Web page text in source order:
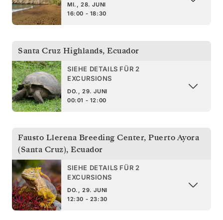
MI., 28. JUNI
16:00 - 18:30
Santa Cruz Highlands, Ecuador
SIEHE DETAILS FÜR 2
EXCURSIONS
DO., 29. JUNI
00:01 - 12:00
Fausto Llerena Breeding Center, Puerto Ayora
(Santa Cruz), Ecuador
SIEHE DETAILS FÜR 2
EXCURSIONS
DO., 29. JUNI
12:30 - 23:30